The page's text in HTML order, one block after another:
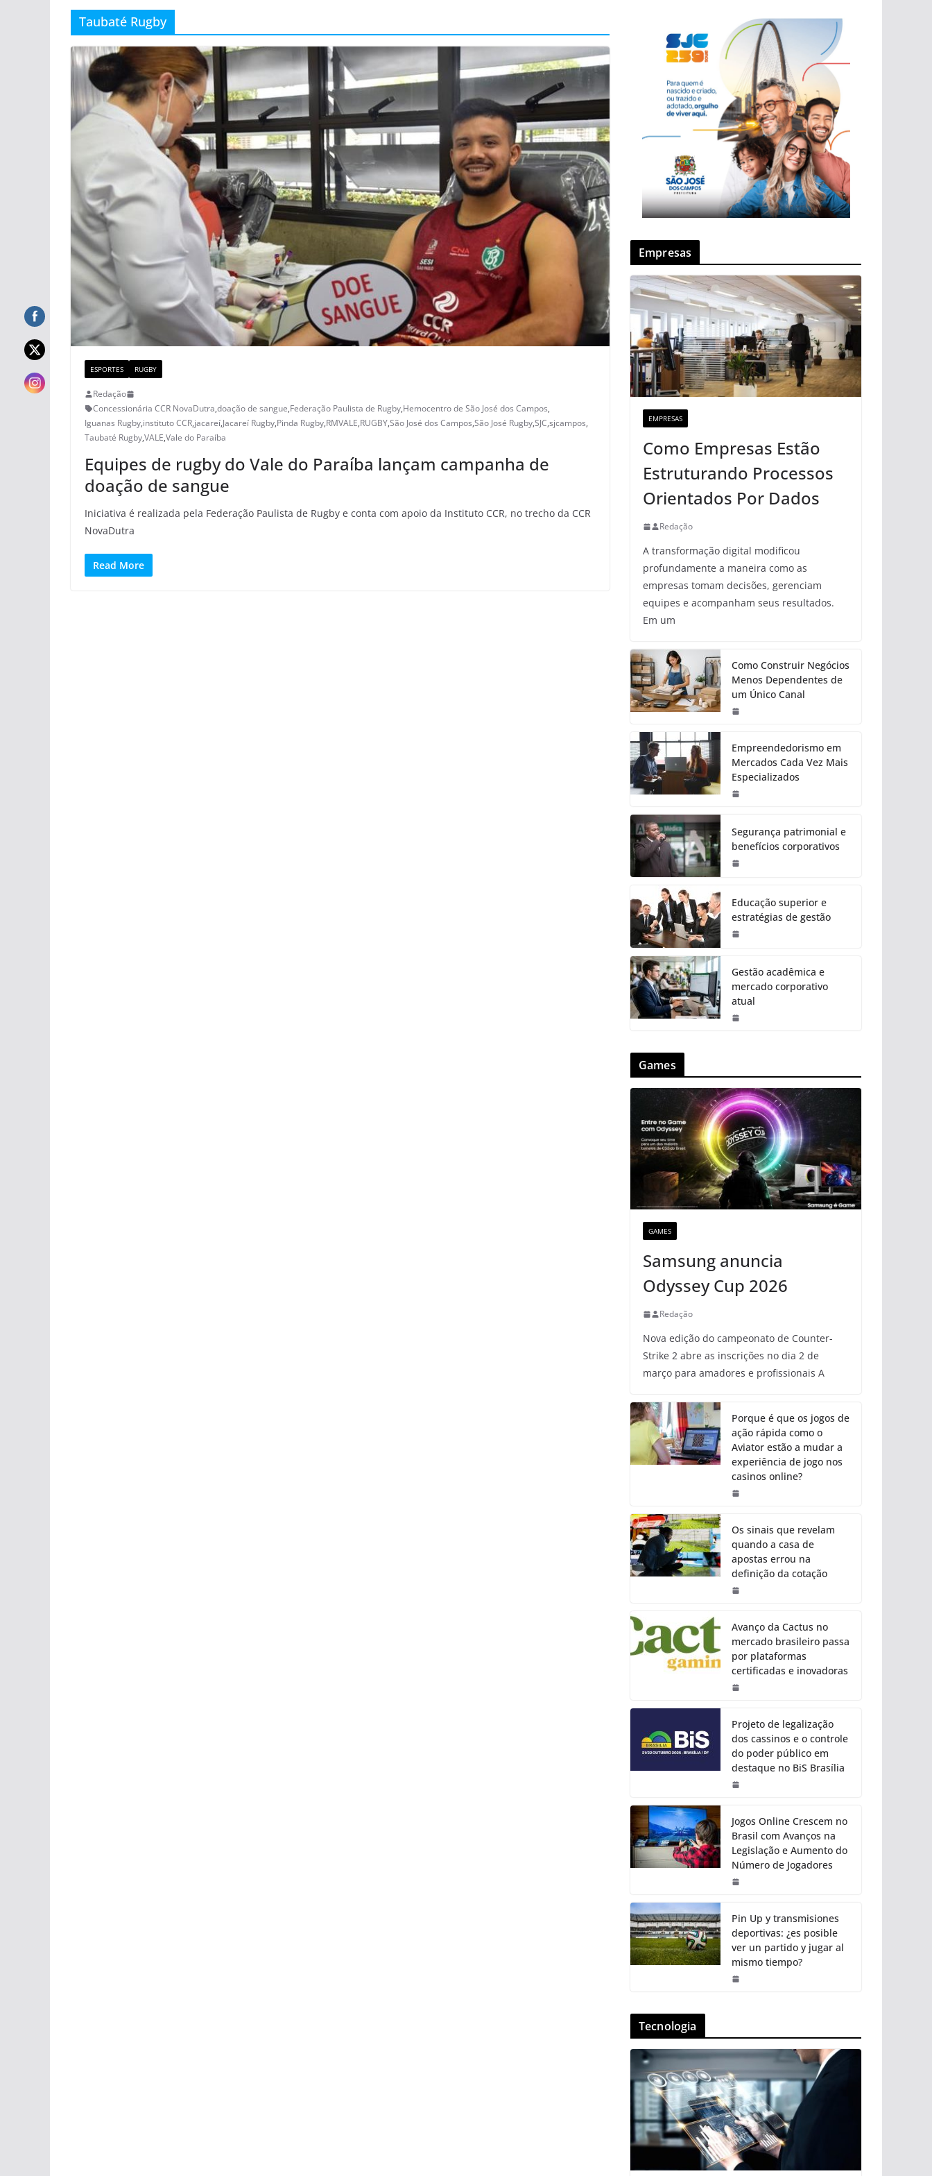
Taubaté Rugby
ESPORTES RUGBY
Redação
Concessionária CCR NovaDutra,doação de sangue,Federação Paulista de Rugby,Hemocentro de São José dos Campos,
Iguanas Rugby,instituto CCR,jacareí,Jacareí Rugby,Pinda Rugby,RMVALE,RUGBY,São José dos Campos,São José Rugby,SJC,sjcampos,
Taubaté Rugby,VALE,Vale do Paraíba
Equipes de rugby do Vale do Paraíba lançam campanha de
doação de sangue
Iniciativa é realizada pela Federação Paulista de Rugby e conta com apoio da Instituto CCR, no trecho da CCR
NovaDutra
Read More
Empresas
EMPRESAS
Como Empresas Estão
Estruturando Processos
Orientados Por Dados
Redação
A transformação digital modificou
profundamente a maneira como as
empresas tomam decisões, gerenciam
equipes e acompanham seus resultados.
Em um
Como Construir Negócios
Menos Dependentes de
um Único Canal
Empreendedorismo em
Mercados Cada Vez Mais
Especializados
Segurança patrimonial e
benefícios corporativos
Educação superior e
estratégias de gestão
Gestão acadêmica e
mercado corporativo
atual
Games
GAMES
Samsung anuncia
Odyssey Cup 2026
Redação
Nova edição do campeonato de Counter-
Strike 2 abre as inscrições no dia 2 de
março para amadores e profissionais A
Porque é que os jogos de
ação rápida como o
Aviator estão a mudar a
experiência de jogo nos
casinos online?
Os sinais que revelam
quando a casa de
apostas errou na
definição da cotação
Avanço da Cactus no
mercado brasileiro passa
por plataformas
certificadas e inovadoras
Projeto de legalização
dos cassinos e o controle
do poder público em
destaque no BiS Brasília
Jogos Online Crescem no
Brasil com Avanços na
Legislação e Aumento do
Número de Jogadores
Pin Up y transmisiones
deportivas: ¿es posible
ver un partido y jugar al
mismo tiempo?
Tecnologia